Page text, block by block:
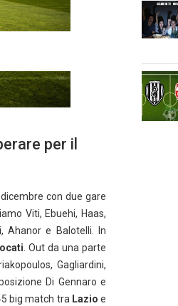
per il
con due gare
Viti, Ebuehi, Haas,
Ahanor e Balotelli. In
. Out da una parte
Gagliardini,
Di Gennaro e
big match tra Lazioe